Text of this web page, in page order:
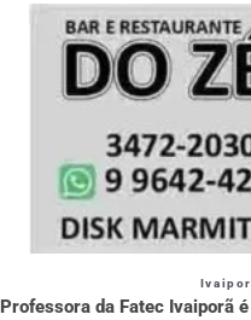
Professora da Fatec Ivaiporã